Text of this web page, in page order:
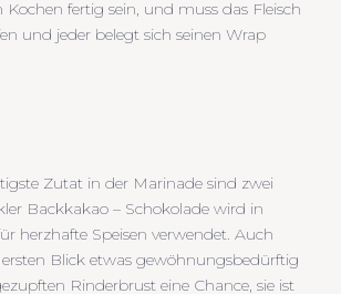
fertig sein, und muss das Fleisch
und jeder belegt sich seinen Wrap
Zutat in der Marinade sind zwei
Backkakao – Schokolade wird in
herzhafte Speisen verwendet. Auch
Blick etwas gewöhnungsbedürftig
Rinderbrust eine Chance, sie ist